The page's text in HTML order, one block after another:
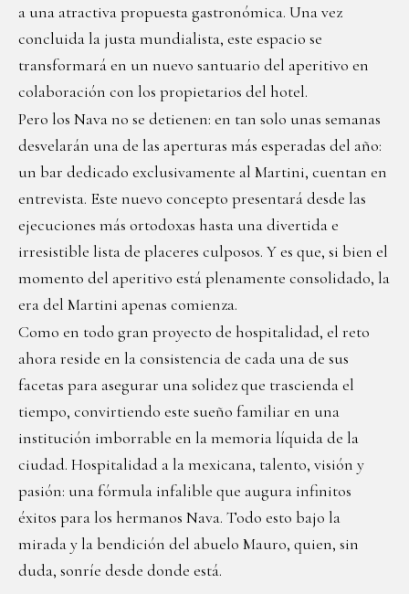
a una atractiva propuesta gastronómica. Una vez
concluida la justa mundialista, este espacio se
transformará en un nuevo santuario del aperitivo en
colaboración con los propietarios del hotel.
Pero los Nava no se detienen: en tan solo unas semanas
desvelarán una de las aperturas más esperadas del año:
un bar dedicado exclusivamente al Martini, cuentan en
entrevista. Este nuevo concepto presentará desde las
ejecuciones más ortodoxas hasta una divertida e
irresistible lista de placeres culposos. Y es que, si bien el
momento del aperitivo está plenamente consolidado, la
era del Martini apenas comienza.
Como en todo gran proyecto de hospitalidad, el reto
ahora reside en la consistencia de cada una de sus
facetas para asegurar una solidez que trascienda el
tiempo, convirtiendo este sueño familiar en una
institución imborrable en la memoria líquida de la
ciudad. Hospitalidad a la mexicana, talento, visión y
pasión: una fórmula infalible que augura infinitos
éxitos para los hermanos Nava. Todo esto bajo la
mirada y la bendición del abuelo Mauro, quien, sin
duda, sonríe desde donde está.